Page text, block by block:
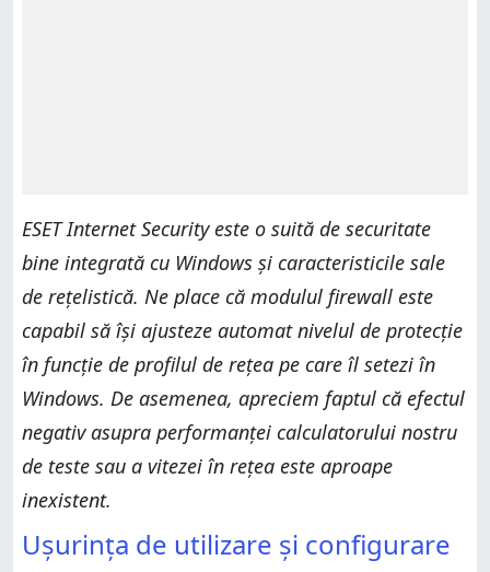
ESET Internet Security este o suită de securitate
bine integrată cu Windows și caracteristicile sale
de rețelistică. Ne place că modulul firewall este
capabil să își ajusteze automat nivelul de protecție
în funcție de profilul de rețea pe care îl setezi în
Windows. De asemenea, apreciem faptul că efectul
negativ asupra performanței calculatorului nostru
de teste sau a vitezei în rețea este aproape
inexistent.
Ușurința de utilizare și configurare